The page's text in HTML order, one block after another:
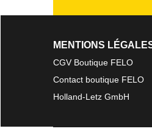
MENTIONS
CGV Boutique FELO
Contact boutique FELO
Holland-Letz GmbH